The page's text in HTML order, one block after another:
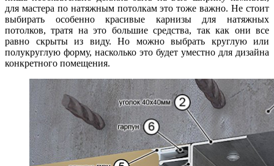
для мастера по натяжным потолкам это тоже важно. Не стоит
выбирать особенно красивые карнизы для натяжных
потолков, тратя на это большие средства, так как они все
равно скрыты из виду. Но можно выбрать круглую или
полукруглую форму, насколько это будет уместно для дизайна
конкретного помещения.